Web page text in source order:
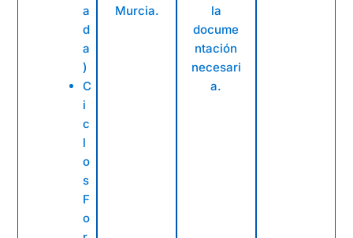
a
d
a
)
C
i
c
l
o
s
F
o
Murcia.
la
docume
ntación
necesari
a.